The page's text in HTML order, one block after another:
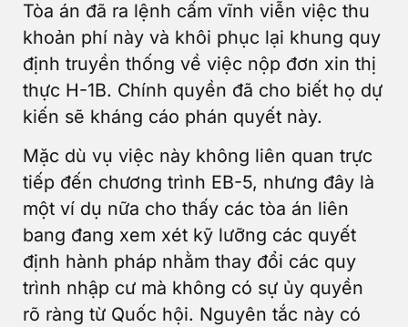
Tòa án đã ra lệnh cấm vĩnh viễn việc thu
khoản phí này và khôi phục lại khung quy
định truyền thống về việc nộp đơn xin thị
thực H-1B. Chính quyền đã cho biết họ dự
kiến sẽ kháng cáo phán quyết này.
Mặc dù vụ việc này không liên quan trực
tiếp đến chương trình EB-5, nhưng đây là
một ví dụ nữa cho thấy các tòa án liên
bang đang xem xét kỹ lưỡng các quyết
định hành pháp nhằm thay đổi các quy
trình nhập cư mà không có sự ủy quyền
rõ ràng từ Quốc hội. Nguyên tắc này có